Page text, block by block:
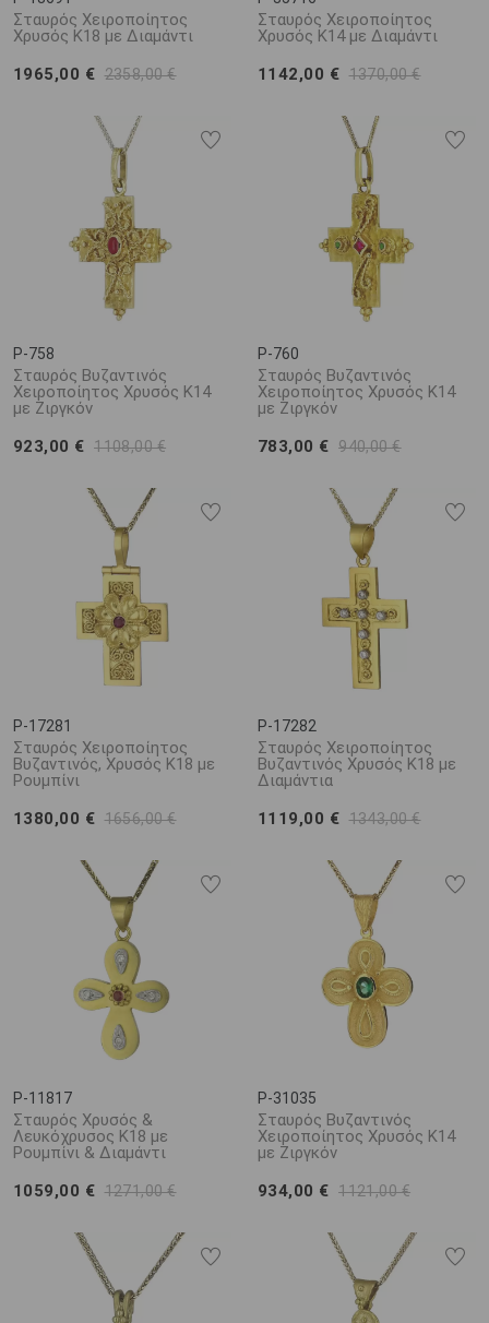
Σταυρός Χειροποίητος
Χρυσός Κ18 με Διαμάντι
1965,00 € 2358,00 €
Σταυρός Χειροποίητος
Χρυσός Κ14 με Διαμάντι
1142,00 € 1370,00 €
P-758
Σταυρός Βυζαντινός
Χειροποίητος Χρυσός Κ14
με Ζιργκόν
923,00 € 1108,00 €
P-760
Σταυρός Βυζαντινός
Χειροποίητος Χρυσός Κ14
με Ζιργκόν
783,00 € 940,00 €
P-17281
Σταυρός Χειροποίητος
Βυζαντινός, Χρυσός Κ18 με
Ρουμπίνι
1380,00 € 1656,00 €
P-17282
Σταυρός Χειροποίητος
Βυζαντινός Χρυσός Κ18 με
Διαμάντια
1119,00 € 1343,00 €
P-11817
Σταυρός Χρυσός &
Λευκόχρυσος Κ18 με
Ρουμπίνι & Διαμάντι
1059,00 € 1271,00 €
P-31035
Σταυρός Βυζαντινός
Χειροποίητος Χρυσός Κ14
με Ζιργκόν
934,00 € 1121,00 €